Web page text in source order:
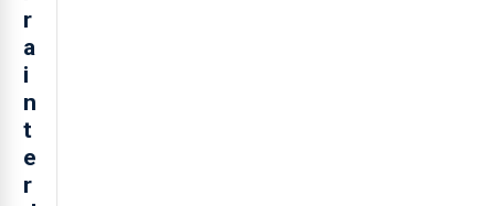
r
a
i
n
t
e
r